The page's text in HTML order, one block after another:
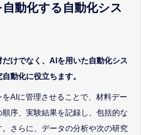
動化する自動化シス
だけでなく、AIを用いた自動化シス
動化に役立ちます。
AIに管理させることで、材料デー
序、実験結果を記録し、包括的な
さらに、データの分析や次の研究